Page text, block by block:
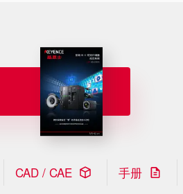
CAD / CAE 手册